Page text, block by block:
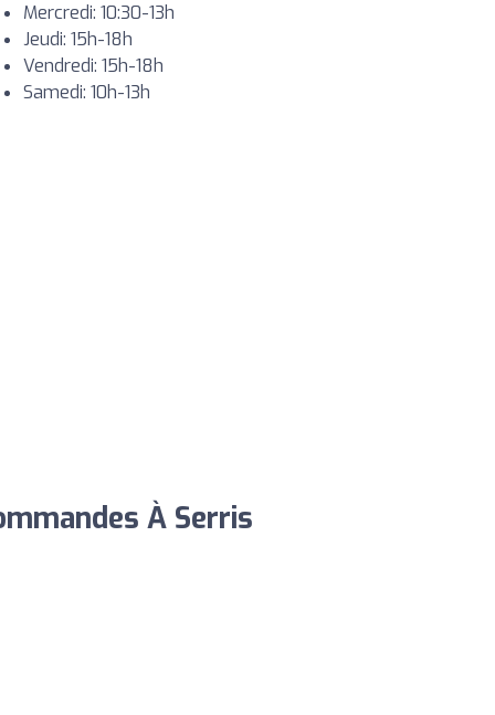
Mercredi: 10:30-13h
Jeudi: 15h-18h
Vendredi: 15h-18h
Samedi: 10h-13h
À Serris